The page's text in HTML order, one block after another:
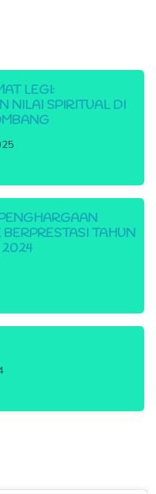
LEGI:
NILAI SPIRITUAL DI
BERPRESTASI TAHUN